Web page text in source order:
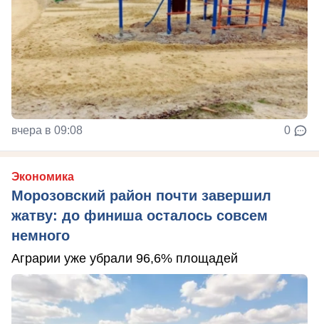
вчера в 09:08 0
Экономика
Морозовский район почти завершил
жатву: до финиша осталось совсем
немного
Аграрии уже убрали 96,6% площадей